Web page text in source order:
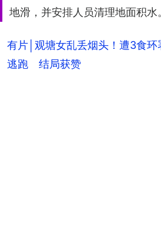
地滑，并安排人员清理地面积水
有片│观塘女乱丢烟头！遭3食环
逃跑 结局获赞